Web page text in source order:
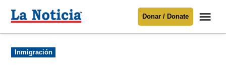
Para mantenerte informado necesitamos
contenido
Noticia
Donar / Donate
Publicado
en
Inmigración